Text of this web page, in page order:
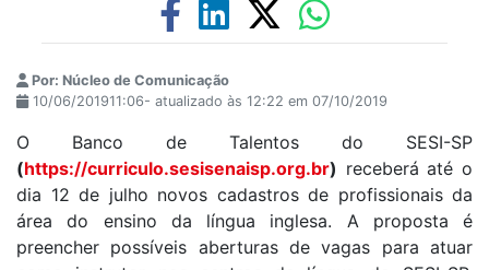
Por: Núcleo de Comunicação
10/06/201911:06- atualizado às 12:22 em 07/10/2019
O Banco de Talentos do SESI-SP
(https://curriculo.sesisenaisp.org.br) receberá até o
dia 12 de julho novos cadastros de profissionais da
área do ensino da língua inglesa. A proposta é
preencher possíveis aberturas de vagas para atuar